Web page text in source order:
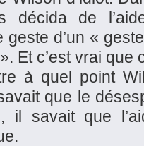
décida de
d’un «
Et c’est vrai que
à quel point
que le
il savait que